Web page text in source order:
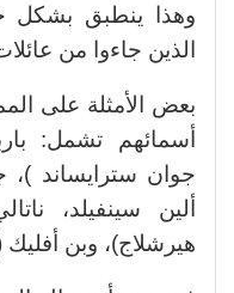
وهذا ينطبق بشكل
الذين جاءوا من
بعض الأمثلة على
أسمائهم تشمل:
جوان سترايساند
ألين سينفيلد،
هيرشلاج)، وبن أفليك